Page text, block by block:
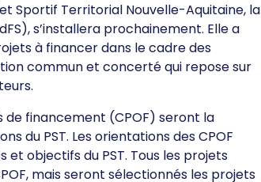
Sportif Territorial Nouvelle-Aquitaine, la
s’installera prochainement. Elle a
à financer dans le cadre des
commun et concerté qui repose sur
de financement (CPOF) seront la
du PST. Les orientations des CPOF
et objectifs du PST. Tous les projets
mais seront sélectionnés les projets